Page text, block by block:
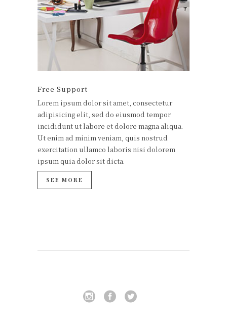
Free Support
Lorem ipsum dolor sit amet, consectetur
adipisicing elit, sed do eiusmod tempor
incididunt ut labore et dolore magna aliqua.
Ut enim ad minim veniam, quis nostrud
exercitation ullamco laboris nisi dolorem
ipsum quia dolor sit dicta.
SEE MORE